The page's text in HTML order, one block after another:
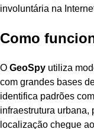
involuntária na
Como
O GeoSpy utiliza
com grandes bases
identifica padrões
infraestrutura urbana,
localização chegue